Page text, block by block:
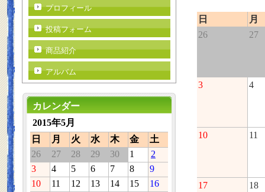
日
月
26
27
3 4
10 11
17 18
プロフィール
投稿フォーム
商品紹介
アルバム
カレンダー
2015年5月
日
月 火 水 木 金
土
26
27 28 29 30 1
2
3
4 5 6 7 8
9
10
11 12 13 14 15
16